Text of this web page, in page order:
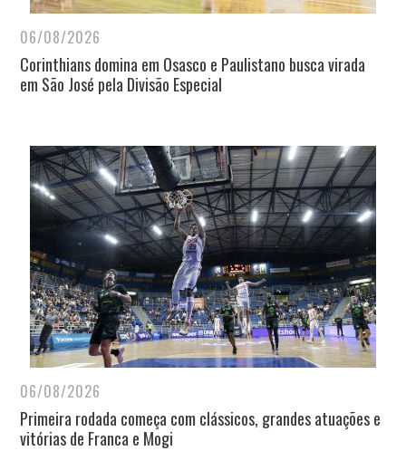
06/08/2026
Corinthians domina em Osasco e Paulistano busca virada
em São José pela Divisão Especial
06/08/2026
Primeira rodada começa com clássicos, grandes atuações e
vitórias de Franca e Mogi